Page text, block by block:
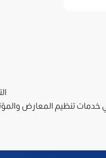
خدمات تنظيم المعارض